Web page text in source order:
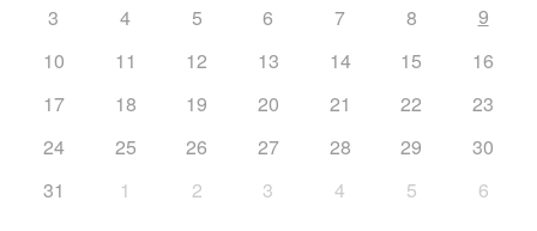
3
4 5 6 7 8
9
10
11 12 13 14 15
16
17
18 19 20 21 22
23
24
25 26 27 28 29
30
31
1 2 3 4 5 6